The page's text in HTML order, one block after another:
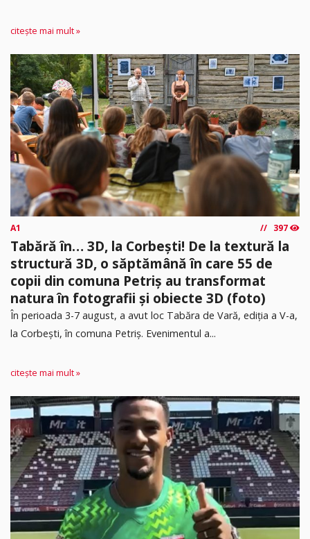
citește mai mult »
A1 397
Tabără în… 3D, la Corbești! De la textură la
structură 3D, o săptămână în care 55 de
copii din comuna Petriș au transformat
natura în fotografii și obiecte 3D (foto)
În perioada 3-7 august, a avut loc Tabăra de Vară, ediția a V-a,
la Corbești, în comuna Petriș. Evenimentul a...
citește mai mult »